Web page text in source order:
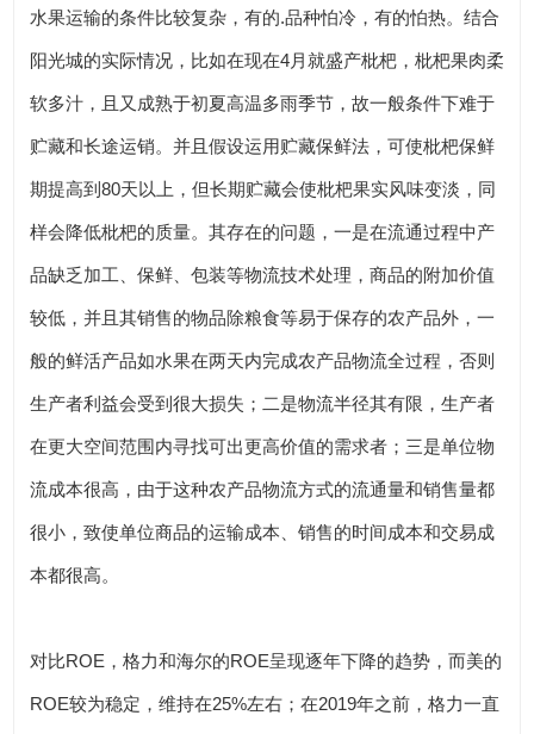
水果运输的条件比较复杂，有的.品种怕冷，有的怕热。结合
阳光城的实际情况，比如在现在4月就盛产枇杷，枇杷果肉柔
软多汁，且又成熟于初夏高温多雨季节，故一般条件下难于
贮藏和长途运销。并且假设运用贮藏保鲜法，可使枇杷保鲜
期提高到80天以上，但长期贮藏会使枇杷果实风味变淡，同
样会降低枇杷的质量。其存在的问题，一是在流通过程中产
品缺乏加工、保鲜、包装等物流技术处理，商品的附加价值
较低，并且其销售的物品除粮食等易于保存的农产品外，一
般的鲜活产品如水果在两天内完成农产品物流全过程，否则
生产者利益会受到很大损失；二是物流半径其有限，生产者
在更大空间范围内寻找可出更高价值的需求者；三是单位物
流成本很高，由于这种农产品物流方式的流通量和销售量都
很小，致使单位商品的运输成本、销售的时间成本和交易成
本都很高。
对比ROE，格力和海尔的ROE呈现逐年下降的趋势，而美的
ROE较为稳定，维持在25%左右；在2019年之前，格力一直